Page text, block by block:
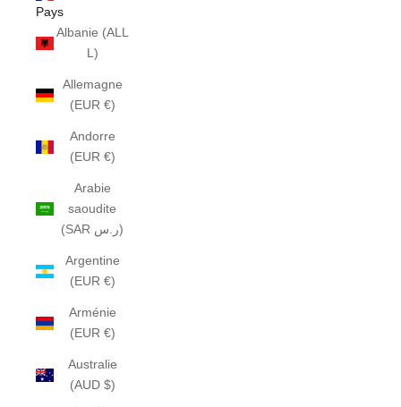
Pays
Albanie (ALL
L)
Allemagne
(EUR €)
Andorre
(EUR €)
Arabie
saoudite
(SAR ر.س)
Argentine
(EUR €)
Arménie
(EUR €)
Australie
(AUD $)